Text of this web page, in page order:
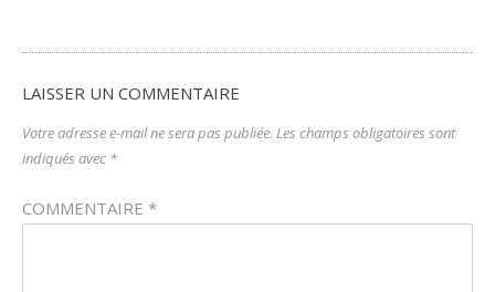
LAISSER UN COMMENTAIRE
Votre adresse e-mail ne sera pas publiée. Les champs obligatoires sont
indiqués avec *
COMMENTAIRE *